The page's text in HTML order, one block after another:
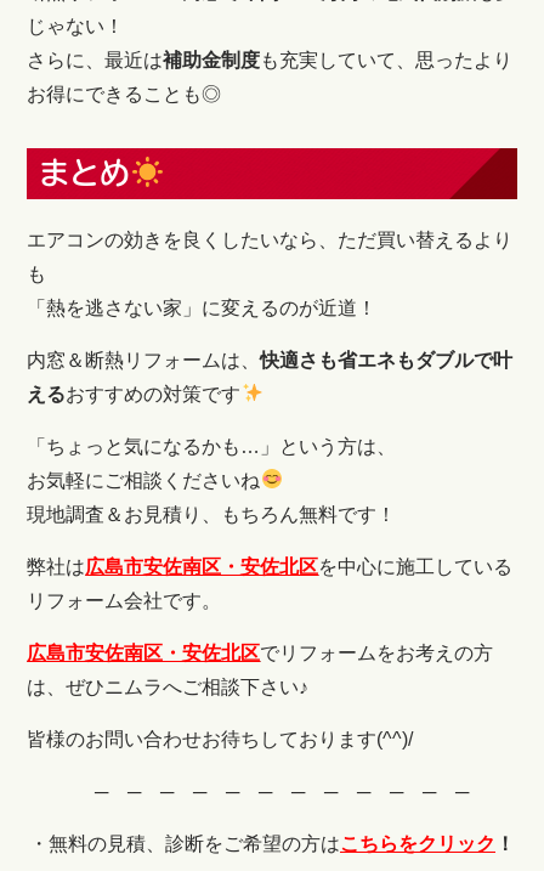
じゃない！
さらに、最近は補助金制度も充実していて、思ったより
お得にできることも◎
まとめ
エアコンの効きを良くしたいなら、ただ買い替えるより
も
「熱を逃さない家」に変えるのが近道！
内窓＆断熱リフォームは、快適さも省エネもダブルで叶
えるおすすめの対策です
「ちょっと気になるかも…」という方は、
お気軽にご相談くださいね
現地調査＆お見積り、もちろん無料です！
弊社は広島市安佐南区・安佐北区を中心に施工している
リフォーム会社です。
広島市安佐南区・安佐北区でリフォームをお考えの方
は、ぜひニムラへご相談下さい♪
皆様のお問い合わせお待ちしております(^^)/
─ ─ ─ ─ ─ ─ ─ ─ ─ ─ ─ ─
・無料の見積、診断をご希望の方はこちらをクリック ！